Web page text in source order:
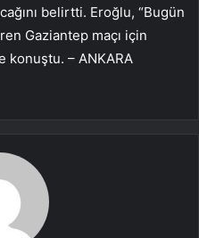
belirtti. Eroğlu, “Bugün
Gaziantep maçı için
konuştu. – ANKARA